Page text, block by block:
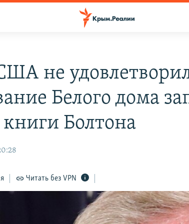
не
Белого дома
Болтона
Читать без VPN